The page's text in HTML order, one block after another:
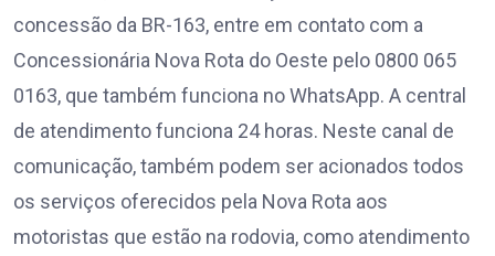
concessão da BR-163, entre em contato com a
Concessionária Nova Rota do Oeste pelo 0800 065
0163, que também funciona no WhatsApp. A central
de atendimento funciona 24 horas. Neste canal de
comunicação, também podem ser acionados todos
os serviços oferecidos pela Nova Rota aos
motoristas que estão na rodovia, como atendimento